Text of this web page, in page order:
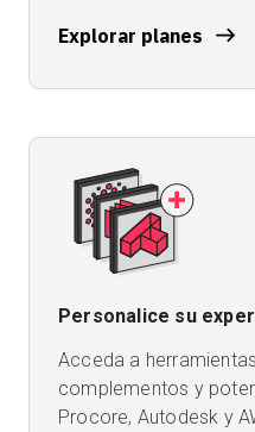
Explorar planes
Personalice su
Acceda a
complementos y
Procore, Autodesk y